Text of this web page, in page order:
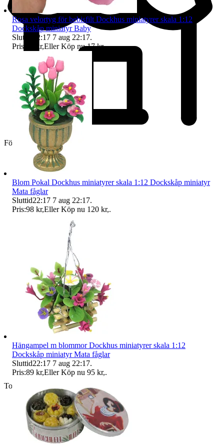
Företag
Toppsäljare
Rosa velortyg för bebisfilt Dockhus miniatyrer skala 1:12
Dockskåp miniatyr Baby
Sluttid
22:17 7 aug 22:17.
Pris:
16 kr,Eller Köp nu 17 kr,.
Blom Pokal Dockhus miniatyrer skala 1:12 Dockskåp miniatyr
Mata fåglar
Sluttid22:17 7 aug 22:17.
Pris:98 kr,Eller Köp nu 120 kr,.
Hängampel m blommor Dockhus miniatyrer skala 1:12
Dockskåp miniatyr Mata fåglar
Sluttid22:17 7 aug 22:17.
Pris:89 kr,Eller Köp nu 95 kr,.